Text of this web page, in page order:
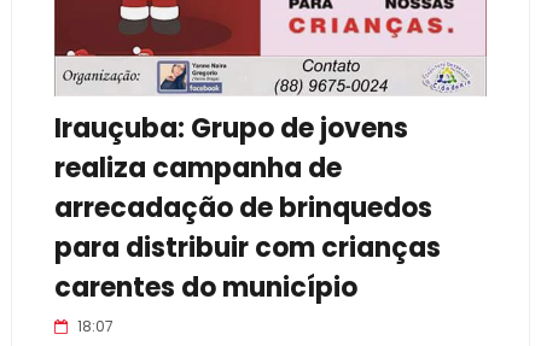
Irauçuba: Grupo de jovens
realiza campanha de
arrecadação de brinquedos
para distribuir com crianças
carentes do município
18:07